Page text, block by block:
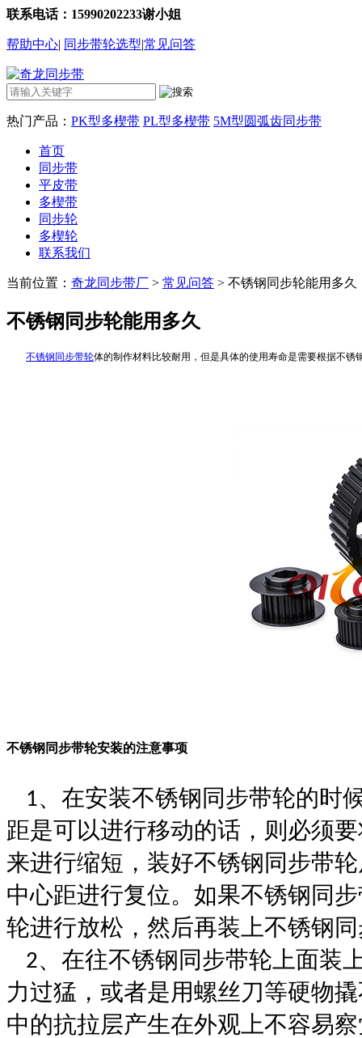
联系电话：15990202233谢小姐
帮助中心| 同步带轮选型|常见问答
热门产品： PK型多楔带 PL型多楔带 5M型圆弧齿同步带
首页
同步带
平皮带
多楔带
同步轮
多楔轮
联系我们
当前位置： 奇龙同步带厂 > 常见问答 > 不锈钢同步轮能用多久
不锈钢同步轮能用多久
不锈钢同步带轮体的制作材料比较耐用，但是具体的使用寿命是需要根据不锈
不锈钢同步带轮安装的注意事项
1、 在安装不锈钢同步带轮的时
距是可以进行移动的话，则必须
来进行缩短，装好不锈钢同步带
中心距进行复位。如果不锈钢同
轮进行放松，然后再装上不锈钢
2、 在往不锈钢同步带轮上面装
力过猛，或者是用螺丝刀等硬物
中的抗拉层产生在外观上不容易